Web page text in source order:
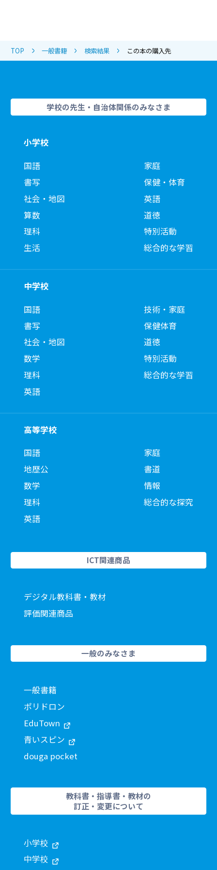
TOP 一般書籍 検索結果 この本の購入先
学校の先生・自治体関係のみなさま
小学校
国語
書写
社会・地図
算数
理科
生活
家庭
保健・体育
英語
道徳
特別活動
総合的な学習
中学校
国語
書写
社会・地図
数学
理科
英語
技術・家庭
保健体育
道徳
特別活動
総合的な学習
高等学校
国語
地歴公
数学
理科
英語
家庭
書道
情報
総合的な探究
ICT関連商品
デジタル教科書・教材
評価関連商品
一般のみなさま
一般書籍
ポリドロン
EduTown
青いスピン
douga pocket
教科書・指導書・教材の
訂正・変更について
小学校
中学校